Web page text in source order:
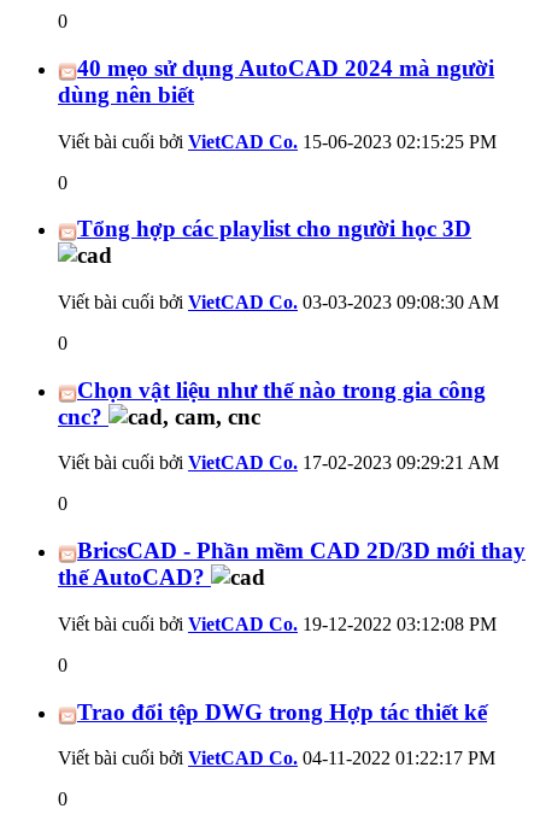
0
40 mẹo sử dụng AutoCAD 2024 mà người
dùng nên biết
Viết bài cuối bởi VietCAD Co. 15-06-2023 02:15:25 PM
0
Tổng hợp các playlist cho người học 3D
Viết bài cuối bởi VietCAD Co. 03-03-2023 09:08:30 AM
0
Chọn vật liệu như thế nào trong gia công
cnc?
Viết bài cuối bởi VietCAD Co. 17-02-2023 09:29:21 AM
0
BricsCAD - Phần mềm CAD 2D/3D mới thay
thế AutoCAD?
Viết bài cuối bởi VietCAD Co. 19-12-2022 03:12:08 PM
0
Trao đổi tệp DWG trong Hợp tác thiết kế
Viết bài cuối bởi VietCAD Co. 04-11-2022 01:22:17 PM
0